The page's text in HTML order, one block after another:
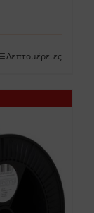
Λεπτομέρειες